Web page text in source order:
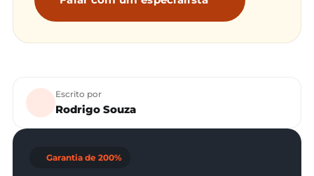
Escrito por
Rodrigo Souza
Garantia de 200%